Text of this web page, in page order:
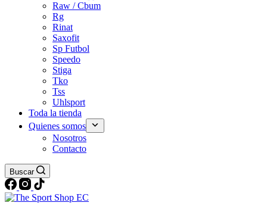
Raw / Cbum
Rg
Rinat
Saxofit
Sp Futbol
Speedo
Stiga
Tko
Tss
Uhlsport
Toda la tienda
Quienes somos
Nosotros
Contacto
Buscar